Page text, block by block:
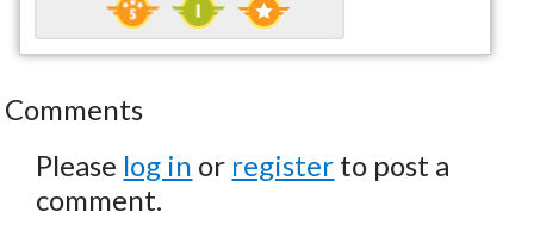
Comments
Please log in or register to post a
comment.